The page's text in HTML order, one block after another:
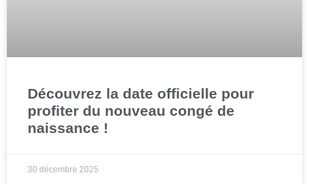
Découvrez la date officielle pour
profiter du nouveau congé de
naissance !
30 décembre 2025